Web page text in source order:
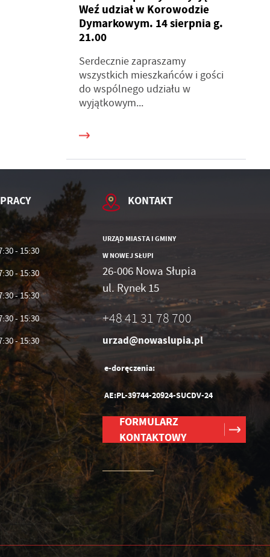
Weź udział w Korowodzie
Dymarkowym. 14 sierpnia g.
21.00
Serdecznie zapraszamy
wszystkich mieszkańców i gości
do wspólnego udziału w
wyjątkowym...
- 15:30
- 15:30
- 15:30
- 15:30
- 15:30
KONTAKT
URZĄD MIASTA I GMINY
W NOWEJ SŁUPI
26-006 Nowa Słupia
ul. Rynek 15
+48 41 31 78 700
urzad@nowaslupia.pl
e-doręczenia:
AE:PL-39744-20924-SUCDV-24
FORMULARZ
KONTAKTOWY